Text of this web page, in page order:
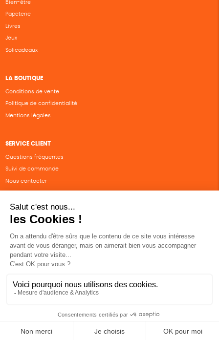
Bien-être
Papeterie
Livres
Jeux
Solicadeaux
LA BOUTIQUE
Conditions de vente
Politique de confidentialité
Mentions légales
SERVICE CLIENT
Questions fréquentes
Suivi de commande
Nous contacter
SUIVEZ-NOUS
Une boutique élaborée avec par RGOODS